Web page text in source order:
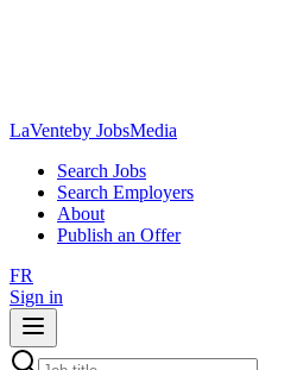
LaVenteby JobsMedia
Search Jobs
Search Employers
About
Publish an Offer
FR
Sign in